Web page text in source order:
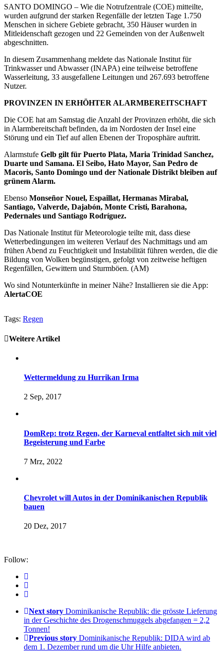
SANTO DOMINGO – Wie die Notrufzentrale (COE) mitteilte,
wurden aufgrund der starken Regenfälle der letzten Tage 1.750
Menschen in sichere Gebiete gebracht, 350 Häuser wurden in
Mitleidenschaft gezogen und 22 Gemeinden von der Außenwelt
abgeschnitten.
In diesem Zusammenhang meldete das Nationale Institut für
Trinkwasser und Abwasser (INAPA) eine teilweise betroffene
Wasserleitung, 33 ausgefallene Leitungen und 267.693 betroffene
Nutzer.
PROVINZEN IN ERHÖHTER ALARMBEREITSCHAFT
Die COE hat am Samstag die Anzahl der Provinzen erhöht, die sich
in Alarmbereitschaft befinden, da im Nordosten der Insel eine
Störung und ein Tief auf allen Ebenen der Troposphäre auftritt.
Alarmstufe Gelb gilt für Puerto Plata, Maria Trinidad Sanchez,
Duarte und Samana. El Seibo, Hato Mayor, San Pedro de
Macoris, Santo Domingo und der Nationale Distrikt bleiben auf
grünem Alarm.
Ebenso Monseñor Nouel, Espaillat, Hermanas Mirabal,
Santiago, Valverde, Dajabón, Monte Cristi, Barahona,
Pedernales und Santiago Rodríguez.
Das Nationale Institut für Meteorologie teilte mit, dass diese
Wetterbedingungen im weiteren Verlauf des Nachmittags und am
frühen Abend zu Feuchtigkeit und Instabilität führen werden, die die
Bildung von Wolken begünstigen, gefolgt von zeitweise heftigen
Regenfällen, Gewittern und Sturmböen. (AM)
Wo sind Notunterkünfte in meiner Nähe? Installieren sie die App:
AlertaCOE
Tags: Regen
Weitere Artikel
Wettermeldung zu Hurrikan Irma
2 Sep, 2017
DomRep: trotz Regen, der Karneval entfaltet sich mit viel
Begeisterung und Farbe
7 Mrz, 2022
Chevrolet will Autos in der Dominikanischen Republik
bauen
20 Dez, 2017
Follow:
Next story Dominikanische Republik: die grösste Lieferung
in der Geschichte des Drogenschmuggels abgefangen = 2,2
Tonnen!
Previous story Dominikanische Republik: DIDA wird ab
dem 1. Dezember rund um die Uhr Hilfe anbieten.